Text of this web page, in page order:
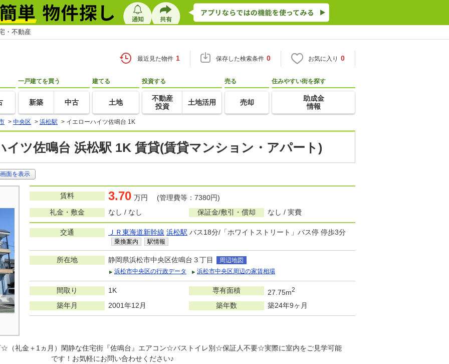
・不動産
最近見た物件 1 保存した検索条件 0 お気に入り 0
一戸建てを買う
新築 中古
建てる
土地
投資する
不動産
投資
土地活用
売る
売却
住みやすい街を探す
助成金
情報
> 中央区 > 浜松駅 > イエローハイツ佐鳴台 1K
イツ佐鳴台 浜松駅 1K 賃貸(賃貸マンション・アパート)
面を表示
賃料 3.70 万円 (管理費等：7380円)
礼金・敷金
なし / なし 保証金/敷引・償却 なし / 実費
交通 ＪＲ東海道新幹線 浜松駅 バス18分/「ホワイトストリート」バス停 停歩3分
乗換案内 駅情報
所在地 静岡県浜松市中央区佐鳴台３丁目
周辺地図
浜松市中央区の行政データ
浜松市中央区周辺の家賃相場
間取り 1K 専有面積 27.75m2
築年月 2001年12月 築年数 築24年9ヶ月
☆（礼金＋1ヵ月）閑静な住宅街『佐鳴台』エアコン☆バストイレ別☆保証人不要☆実際に室内をご見学可能
です！お気軽にお問い合わせください♪